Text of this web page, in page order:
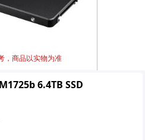
，商品以实物为准
6.4TB SSD